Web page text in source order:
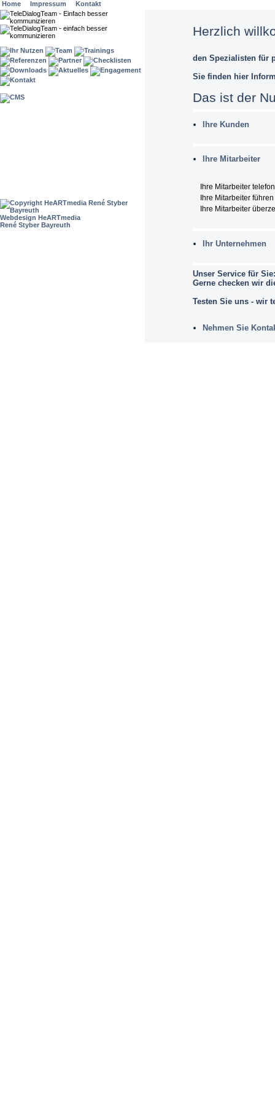
Home Impressum Kontakt
Webdesign HeARTmedia
René Styber Bayreuth
Herzlich
den Spezialisten für
Sie finden hier
Das ist der
Ihre Kunden
Ihre Mitarbeiter
Ihre Mitarbeiter
Ihre Mitarbeiter
Ihre Mitarbeiter
Ihr Unternehmen
Unser Service für Sie:
Gerne checken wir
Testen Sie uns - wir
Nehmen Sie